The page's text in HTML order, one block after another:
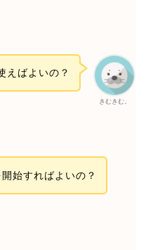
きむきむ。
えばよいの？
始すればよいの？